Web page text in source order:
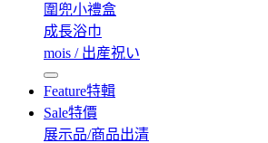
圍兜小禮盒
成長浴巾
mois / 出産祝い
Feature特輯
Sale特價
展示品/商品出清